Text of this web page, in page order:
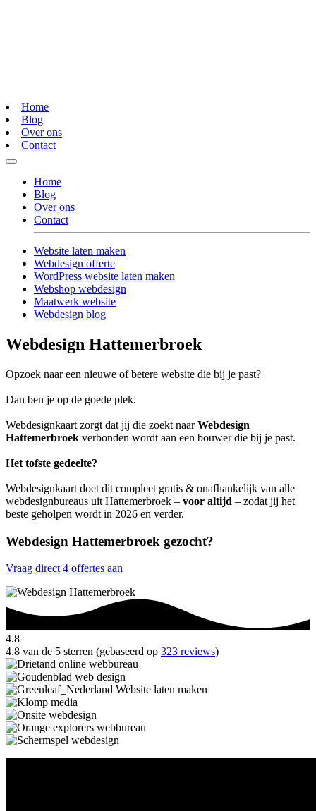
Home
Blog
Over ons
Contact
Home
Blog
Over ons
Contact
Website laten maken
Webdesign offerte
WordPress website laten maken
Webshop webdesign
Maatwerk website
Webdesign blog
Webdesign Hattemerbroek
Opzoek naar een nieuwe of betere website die bij je past?
Dan ben je op de goede plek.
Webdesignkaart zorgt dat jij die zoekt naarWebdesign
Hattemerbroek verbonden wordt aan een bouwer die bij je past.
Het tofste gedeelte?
Webdesignkaart doet dit compleet gratis & onafhankelijk van alle
webdesignbureaus uit Hattemerbroek – voor altijd – zodat jij het
beste geholpen wordt in 2026 en verder.
Webdesign Hattemerbroek gezocht?
Vraag direct 4 offertes aan
4.8
4.8 van de 5 sterren (gebaseerd op 323 reviews)